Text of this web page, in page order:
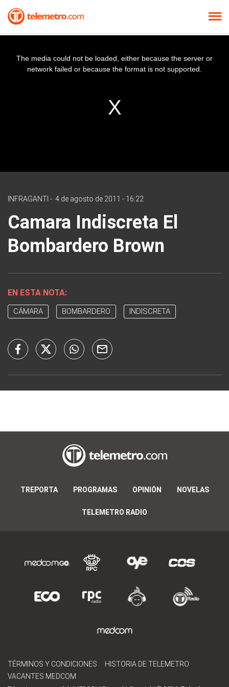
The media could not be loaded, either because the server or
network failed or because the format is not supported.
INFRAGANTI - 4 de agosto de 2011 - 16:22
Camara Indiscreta El
Bombardero Brown
EN ESTA NOTA:
CÁMARA BOMBARDERO INDISCRETA
TREPORTA PROGRAMAS OPINIÓN NOVELAS
TELEMETRO RADIO
TÉRMINOS Y CONDICIONES
HISTORIA DE TELEMETRO
VACANTES MEDCOM